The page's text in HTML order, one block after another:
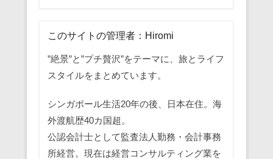
このサイトの管理者：Hiromi
”絶景”と”プチ贅沢”をテーマに、旅とライフ
スタイルをまとめています。
シンガポール生活20年の後、日本在住。海
外渡航歴40カ国超。
公認会計士として監査法人勤務・会計事務
所経営。現在は経営コンサルティング業を